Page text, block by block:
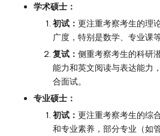
学术硕士：
初试： 更注重考察考生的理
广度，特别是数学、专业课
复试： 侧重考察考生的科研
能力和英文阅读与表达能力
合面试。
专业硕士：
初试： 更注重考察考生的综
和专业素养，部分专业（如